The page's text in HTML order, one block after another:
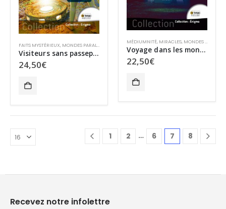
FAITS MYSTÉRIEUX, MONDES PARALLÈLES MYSTÈRES,OVNIS, OVNIS,SPIRITUALITÉ
Visiteurs sans passeport
24,50€
MÉDIUMNITÉ, MIRACLES, MONDES PARALLÈLES
Voyage dans les mondes obscurs
22,50€
1 2 … 6 7 8
Recevez notre infolettre